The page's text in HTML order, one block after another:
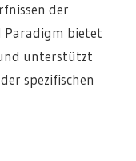
der
Paradigm bietet
unterstützt
spezifischen